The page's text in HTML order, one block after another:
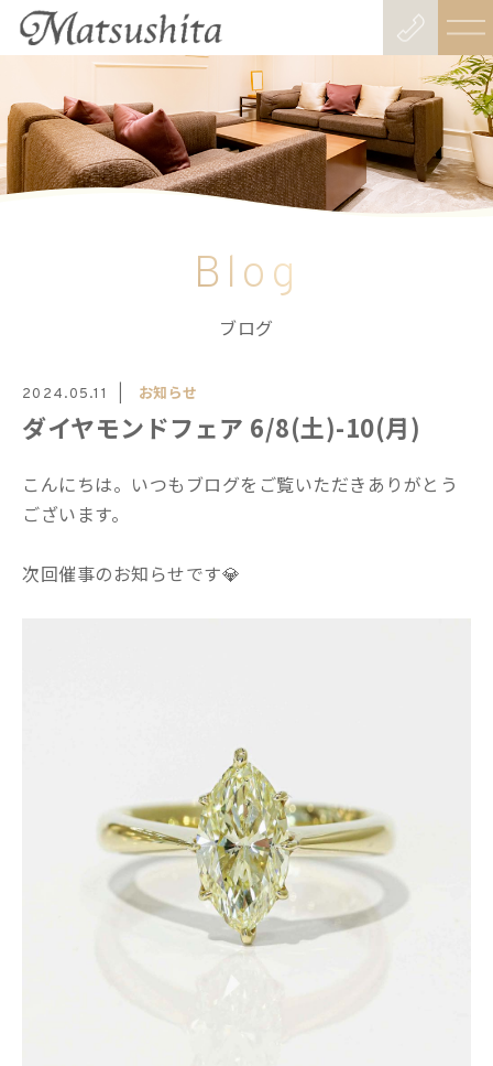
Blog
ブログ
2024.05.11 お知らせ
ダイヤモンドフェア 6/8(土)-10(月)
こんにちは。いつもブログをご覧いただきありがとう
ございます。
次回催事のお知らせです💎